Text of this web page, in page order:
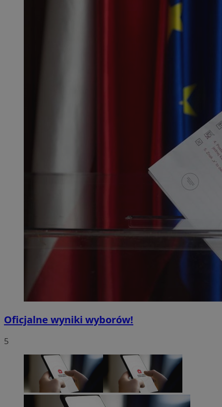
Oficjalne wyniki wyborów!
5